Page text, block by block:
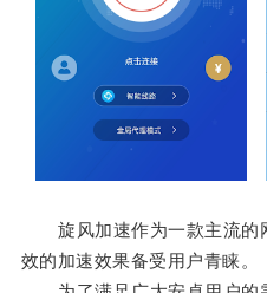
旋风加速作为一款主流的
效的加速效果备受用户青睐。